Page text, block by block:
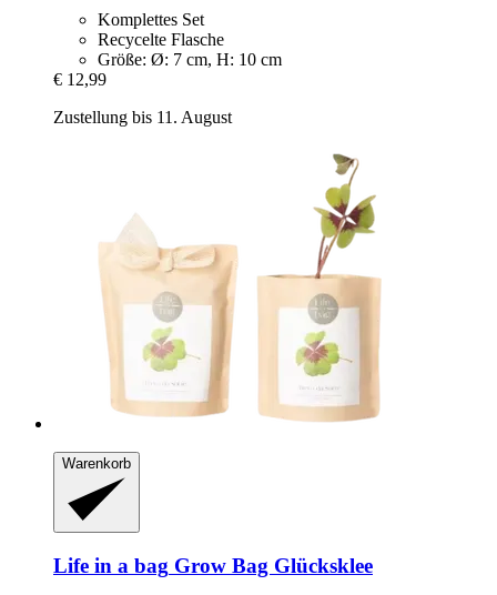
Komplettes Set
Recycelte Flasche
Größe: Ø: 7 cm, H: 10 cm
€ 12,99
Zustellung bis 11. August
Warenkorb
Life in a bag Grow Bag Glücksklee